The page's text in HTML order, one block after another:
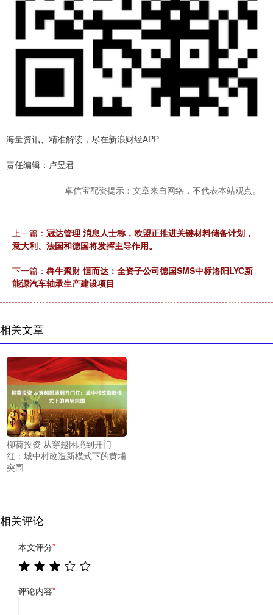
海量资讯、精准解读，尽在新浪财经APP
责任编辑：卢昱君
卓信宝配资提示：文章来自网络，不代表本站观点。
上一篇： 冠达管理 消息人士称，欧盟正推进关键材料储备计划，
意大利、法国和德国将发挥主导作用。
下一篇： 犇牛聚财 恒而达：全资子公司德国SMS中标洛阳LYC新
能源汽车轴承生产建设项目
相关文章
柳荷投资 从穿越困境到开门
红：城中村改造新模式下的黄埔
突围
相关评论
本文评分*
评论内容*